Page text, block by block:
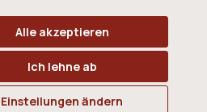
Alle akzeptieren
Ich lehne ab
Einstellungen ändern
Impressum Cookies